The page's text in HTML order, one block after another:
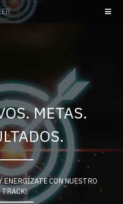
METAS.
ENERGÍZATE CON NUESTRO
TRACK!